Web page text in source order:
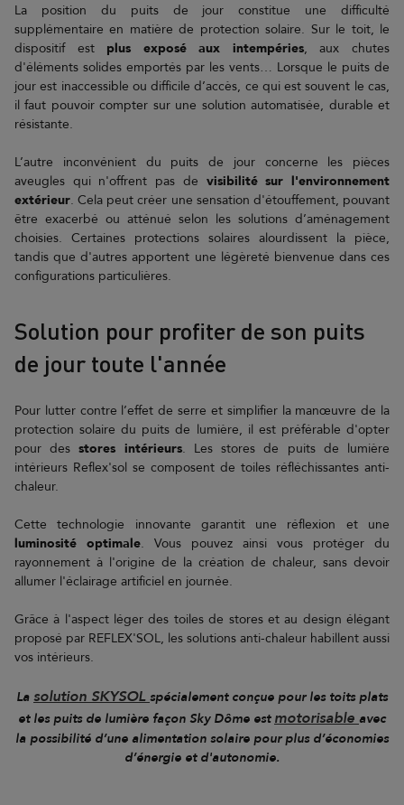
La position du puits de jour constitue une difficulté
supplémentaire en matière de protection solaire. Sur le toit, le
dispositif est plus exposé aux intempéries, aux chutes
d'éléments solides emportés par les vents… Lorsque le puits de
jour est inaccessible ou difficile d’accès, ce qui est souvent le cas,
il faut pouvoir compter sur une solution automatisée, durable et
résistante.
L’autre inconvénient du puits de jour concerne les pièces
aveugles qui n'offrent pas de visibilité sur l'environnement
extérieur. Cela peut créer une sensation d'étouffement, pouvant
être exacerbé ou atténué selon les solutions d’aménagement
choisies. Certaines protections solaires alourdissent la pièce,
tandis que d'autres apportent une légèreté bienvenue dans ces
configurations particulières.
Solution pour profiter de son puits
de jour toute l'année
Pour lutter contre l’effet de serre et simplifier la manœuvre de la
protection solaire du puits de lumière, il est préférable d'opter
pour desstores intérieurs. Les stores de puits de lumière
intérieurs Reflex'sol se composent de toiles réfléchissantes anti-
chaleur.
Cette technologie innovante garantit une réflexion et une
luminosité optimale. Vous pouvez ainsi vous protéger du
rayonnement à l'origine de la création de chaleur, sans devoir
allumer l'éclairage artificiel en journée.
Grâce à l'aspect léger des toiles de stores et au design élégant
proposé par REFLEX'SOL, les solutions anti-chaleur habillent aussi
vos intérieurs.
La solution SKYSOL spécialement conçue pour les toits plats
et les puits de lumière façon Sky Dôme est motorisable avec
la possibilité d’une alimentation solaire pour plus d’économies
d’énergie et d'autonomie.